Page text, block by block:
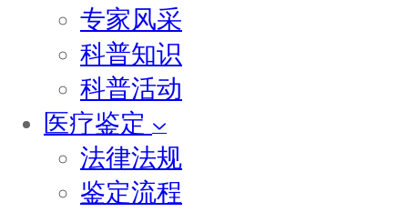
专家风采
科普知识
科普活动
医疗鉴定
法律法规
鉴定流程